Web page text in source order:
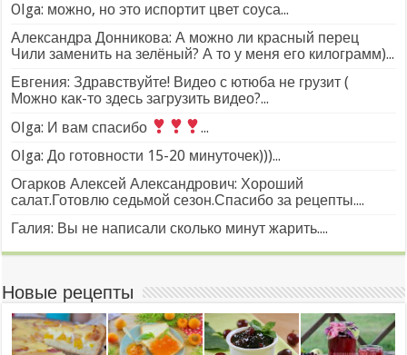
Olga: можно, но это испортит цвет соуса...
Александра Донникова: А можно ли красный перец
Чили заменить на зелёный? А то у меня его килограмм)...
Евгения: Здравствуйте! Видео с ютюба не грузит (
Можно как-то здесь загрузить видео?...
Olga: И вам спасибо
...
Olga: До готовности 15-20 минуточек)))...
Огарков Алексей Александрович: Хороший
салат.Готовлю седьмой сезон.Спасибо за рецепты....
Галия: Вы не написали сколько минут жарить....
Новые рецепты